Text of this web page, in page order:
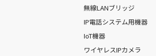
無線LANブリッジ
IP電話システム用機器
IoT機器
ワイヤレスIPカメラ